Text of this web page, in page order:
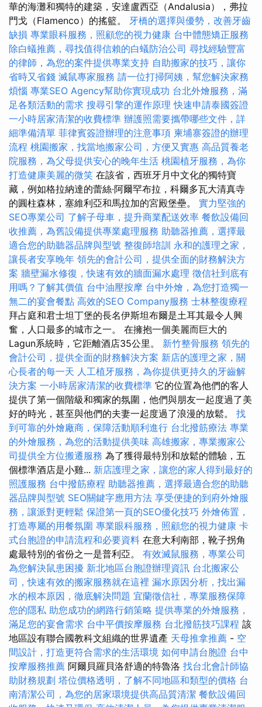
華的海灘和獨特的建築，安達盧西亞（Andalusia），弗拉
門戈（Flamenco）的搖籃。 牙橋的選擇與優勢，改善牙齒
缺損 專業眼科服務，照顧您的視力健康 台中體態矯正服務
除白蟻推薦，尋找值得信賴的白蟻防治公司 尋找經驗豐富
的律師，為您的案件提供專業支持 自助搬家的技巧，讓你
省時又省錢 滅鼠專家服務 請一位打掃阿姨，幫您解決家務
煩惱 專業SEO Agency幫助你實現成功 台北外燴服務，滿
足各類活動的需求 搜尋引擎的運作原理 快速申請泰國簽證
一小時居家清潔的收費標準 辦護照需要攜帶哪些文件，詳
細準備清單 菲律賓簽證辦理的注意事項 柬埔寨簽證的辦理
流程 桃園搬家，找當地搬家公司，方便又實惠 高品質養老
院服務，為父母提供安心的晚年生活 桃園植牙服務，為你
打造健康美麗的微笑 在該省，西班牙月中文化的獨特寶
藏，例如格拉納達的蕾絲·阿爾罕布拉，科爾多瓦大清真寺
的圓柱森林，塞維利亞和馬拉加的宮殿堡壘。 實力堅強的
SEO專業公司 了解子母車，提升商業配送效率 餐飲設備回
收推薦，為舊設備提供專業處理服務 助聽器推薦，選擇最
適合您的助聽器品牌與型號 整復師培訓 永和的護理之家，
讓長者安享晚年 領先的會計公司，提供全面的財務解決方
案 牆壁漏水修復，快速有效的牆面漏水處理 徵信社到底有
用嗎？了解其價值 台中油壓按摩 台中外燴，為您打造獨一
無二的宴會餐點 高效的SEO Company服務 士林整復療程
拜占庭和君士坦丁堡的長名伊斯坦布爾是土耳其最令人興
奮，人口最多的城市之一。 在擁抱一個美麗而巨大的
Lagun系統時，它距離酒店35公里。 新竹整骨服務 領先的
會計公司，提供全面的財務解決方案 新店的護理之家，關
心長者的每一天 人工植牙服務，為你提供更持久的牙齒解
決方案 一小時居家清潔的收費標準 它的位置為他們的客人
提供了第一個階級和獨家的氛圍，他們與朋友一起度過了美
好的時光，甚至與他們的夫妻一起度過了浪漫的放鬆。 找
到可靠的外燴廠商，保障活動順利進行 台北撥筋療法 專業
的外燴服務，為您的活動提供美味 高雄搬家，專業搬家公
司提供全方位搬遷服務 為了獲得最特別和放鬆的體驗，五
個標準酒店是小雞... 新店護理之家，讓您的家人得到最好的
照護服務 台中撥筋療程 助聽器推薦，選擇最適合您的助聽
器品牌與型號 SEO關鍵字應用方法 享受便捷的到府外燴服
務，讓派對更輕鬆 保證第一頁的SEO優化技巧 外燴佈置，
打造專屬的用餐氛圍 專業眼科服務，照顧您的視力健康 卡
式台胞證的申請流程和必要資料 在意大利南部，靴子拐角
處最特別的省份之一是普利亞。 有效滅鼠服務，專業公司
為您解決鼠患困擾 新北地區台胞證辦理資訊 台北搬家公
司，快速有效的搬家服務就在這裡 漏水原因分析，找出漏
水的根本原因，徹底解決問題 宜蘭徵信社，專業服務保障
您的隱私 助您成功的網路行銷策略 提供專業的外燴服務，
滿足您的宴會需求 台中平價按摩服務 台北撥筋技巧課程 該
地區設有聯合國教科文組織的世界遺產 天母推拿推薦 - 空
間設計，打造更符合需求的生活環境 如何申請台胞證 台中
按摩服務推薦 阿爾貝羅貝洛舒適的特魯洛 找台北會計師協
助財務規劃 塔位價格透明，了解不同地區和類型的價格 台
南清潔公司，為您的居家環境提供高品質清潔 餐飲設備回